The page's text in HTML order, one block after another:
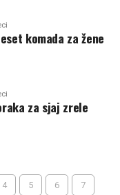
komada za žene
za sjaj zrele
4 5 6 7